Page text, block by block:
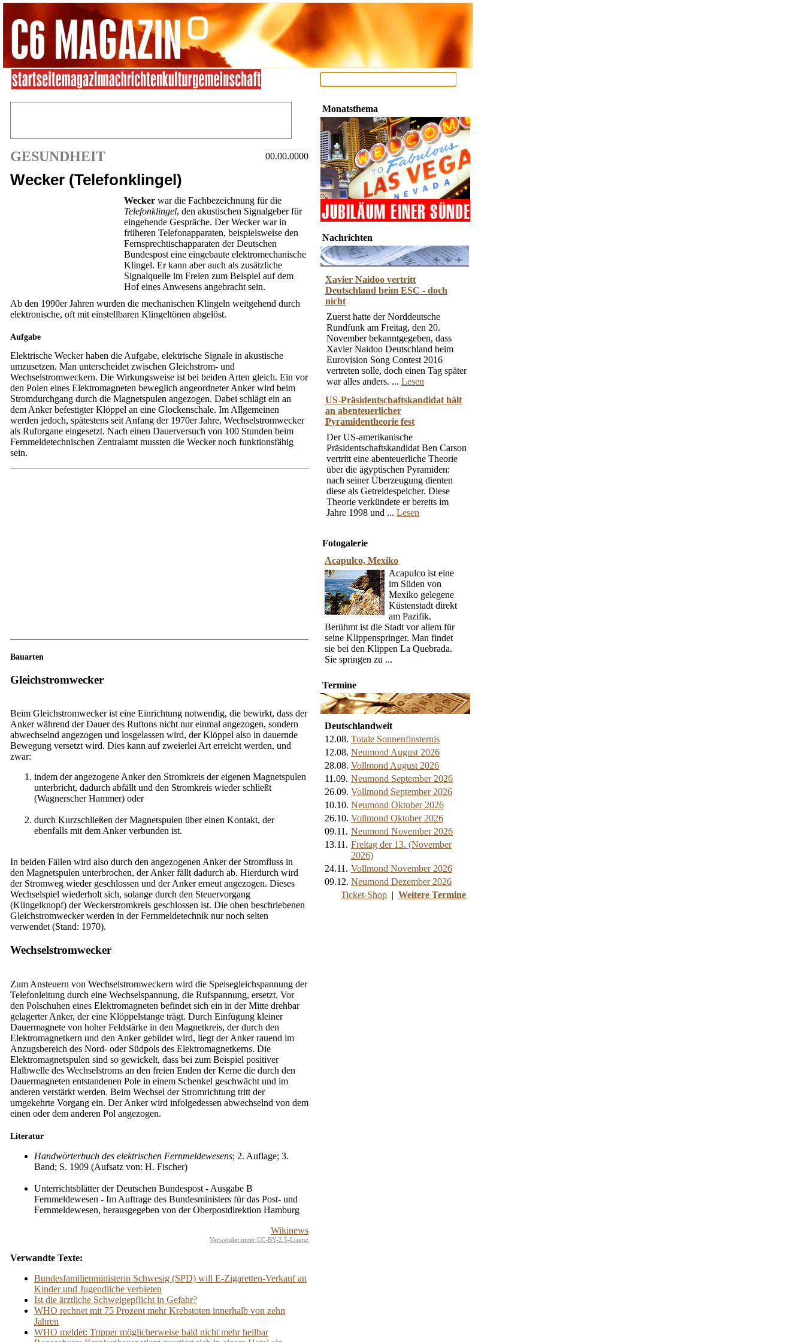
GESUNDHEIT 00.00.0000
Wecker (Telefonklingel)
Wecker war die Fachbezeichnung für die
Telefonklingel, den akustischen Signalgeber für
eingehende Gespräche. Der Wecker war in
früheren Telefonapparaten, beispielsweise den
Fernsprechtischapparaten der Deutschen
Bundespost eine eingebaute elektromechanische
Klingel. Er kann aber auch als zusätzliche
Signalquelle im Freien zum Beispiel auf dem
Hof eines Anwesens angebracht sein.
Ab den 1990er Jahren wurden die mechanischen Klingeln weitgehend durch
elektronische, oft mit einstellbaren Klingeltönen abgelöst.
Aufgabe
Elektrische Wecker haben die Aufgabe, elektrische Signale in akustische
umzusetzen. Man unterscheidet zwischen Gleichstrom- und
Wechselstromweckern. Die Wirkungsweise ist bei beiden Arten gleich. Ein vor
den Polen eines Elektromagneten beweglich angeordneter Anker wird beim
Stromdurchgang durch die Magnetspulen angezogen. Dabei schlägt ein an
dem Anker befestigter Klöppel an eine Glockenschale. Im Allgemeinen
werden jedoch, spätestens seit Anfang der 1970er Jahre, Wechselstromwecker
als Ruforgane eingesetzt. Nach einen Dauerversuch von 100 Stunden beim
Fernmeldetechnischen Zentralamt mussten die Wecker noch funktionsfähig
sein.
Bauarten
Gleichstromwecker
Beim Gleichstromwecker ist eine Einrichtung notwendig, die bewirkt, dass der
Anker während der Dauer des Ruftons nicht nur einmal angezogen, sondern
abwechselnd angezogen und losgelassen wird, der Klöppel also in dauernde
Bewegung versetzt wird. Dies kann auf zweierlei Art erreicht werden, und
zwar:
indem der angezogene Anker den Stromkreis der eigenen Magnetspulen
unterbricht, dadurch abfällt und den Stromkreis wieder schließt
(Wagnerscher Hammer) oder
durch Kurzschließen der Magnetspulen über einen Kontakt, der
ebenfalls mit dem Anker verbunden ist.
In beiden Fällen wird also durch den angezogenen Anker der Stromfluss in
den Magnetspulen unterbrochen, der Anker fällt dadurch ab. Hierdurch wird
der Stromweg wieder geschlossen und der Anker erneut angezogen. Dieses
Wechselspiel wiederholt sich, solange durch den Steuervorgang
(Klingelknopf) der Weckerstromkreis geschlossen ist. Die oben beschriebenen
Gleichstromwecker werden in der Fernmeldetechnik nur noch selten
verwendet (Stand: 1970).
Wechselstromwecker
Zum Ansteuern von Wechselstromweckern wird die Speisegleichspannung der
Telefonleitung durch eine Wechselspannung, die Rufspannung, ersetzt. Vor
den Polschuhen eines Elektromagneten befindet sich ein in der Mitte drehbar
gelagerter Anker, der eine Klöppelstange trägt. Durch Einfügung kleiner
Dauermagnete von hoher Feldstärke in den Magnetkreis, der durch den
Elektromagnetkern und den Anker gebildet wird, liegt der Anker rauend im
Anzugsbereich des Nord- oder Südpols des Elektromagnetkerns. Die
Elektromagnetspulen sind so gewickelt, dass bei zum Beispiel positiver
Halbwelle des Wechselstroms an den freien Enden der Kerne die durch den
Dauermagneten entstandenen Pole in einem Schenkel geschwächt und im
anderen verstärkt werden. Beim Wechsel der Stromrichtung tritt der
umgekehrte Vorgang ein. Der Anker wird infolgedessen abwechselnd von dem
einen oder dem anderen Pol angezogen.
Literatur
Handwörterbuch des elektrischen Fernmeldewesens; 2. Auflage; 3.
Band; S. 1909 (Aufsatz von: H. Fischer)
Unterrichtsblätter der Deutschen Bundespost - Ausgabe B
Fernmeldewesen - Im Auftrage des Bundesministers für das Post- und
Fernmeldewesen, herausgegeben von der Oberpostdirektion Hamburg
Wikinews
Verwendet unter CC-BY-2.5-Lizenz
Verwandte Texte:
Bundesfamilienministerin Schwesig (SPD) will E-Zigaretten-Verkauf an
Kinder und Jugendliche verbieten
Ist die ärztliche Schweigepflicht in Gefahr?
WHO rechnet mit 75 Prozent mehr Krebstoten innerhalb von zehn
Jahren
WHO meldet: Tripper möglicherweise bald nicht mehr heilbar
Monatsthema
Nachrichten
Xavier Naidoo vertritt
Deutschland beim ESC - doch
nicht
Zuerst hatte der Norddeutsche
Rundfunk am Freitag, den 20.
November bekanntgegeben, dass
Xavier Naidoo Deutschland beim
Eurovision Song Contest 2016
vertreten solle, doch einen Tag später
war alles anders. ... Lesen
US-Präsidentschaftskandidat hält
an abenteuerlicher
Pyramidentheorie fest
Der US-amerikanische
Präsidentschaftskandidat Ben Carson
vertritt eine abenteuerliche Theorie
über die ägyptischen Pyramiden:
nach seiner Überzeugung dienten
diese als Getreidespeicher. Diese
Theorie verkündete er bereits im
Jahre 1998 und ... Lesen
Fotogalerie
Acapulco, Mexiko
Acapulco ist eine
im Süden von
Mexiko gelegene
Küstenstadt direkt
am Pazifik.
Berühmt ist die Stadt vor allem für
seine Klippenspringer. Man findet
sie bei den Klippen La Quebrada.
Sie springen zu ...
Termine
Deutschlandweit
12.08. Totale Sonnenfinsternis
12.08. Neumond August 2026
28.08. Vollmond August 2026
11.09. Neumond September 2026
26.09. Vollmond September 2026
10.10. Neumond Oktober 2026
26.10. Vollmond Oktober 2026
09.11. Neumond November 2026
13.11. Freitag der 13. (November
2026)
24.11. Vollmond November 2026
09.12. Neumond Dezember 2026
Ticket-Shop | Weitere Termine